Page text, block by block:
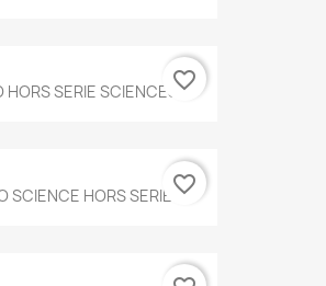
HORS SERIE SCIENCES...
favorite_border
SCIENCE HORS SERIE...favorite_border